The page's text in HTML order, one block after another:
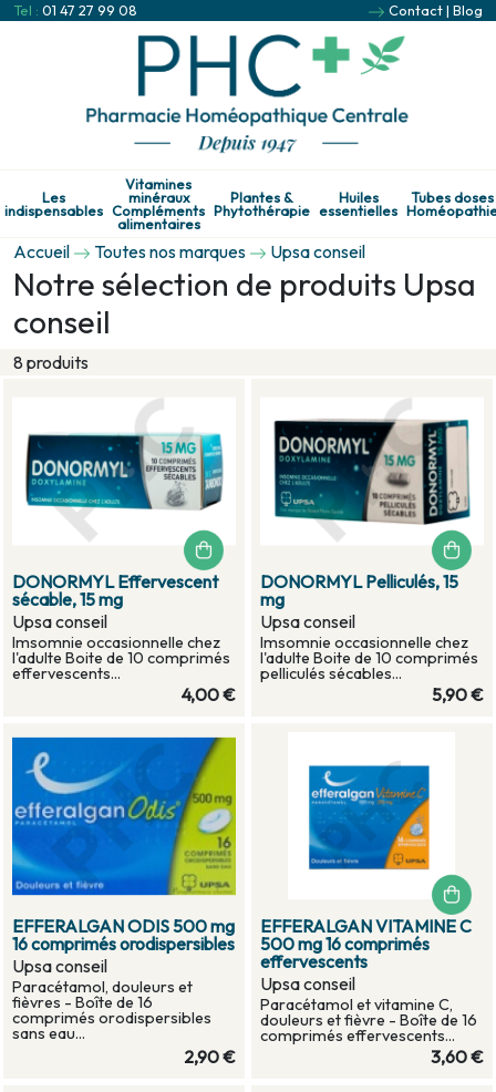
Tel : 01 47 27 99 08 Contact| Blog
Les
indispensables
Vitamines
minéraux
Compléments
alimentaires
Plantes &
Phytothérapie
Huiles
essentielles
Tubes doses
Accueil Toutes nos marques Upsa conseil
Notre sélection de produits Upsa
conseil
8 produits
DONORMYL Effervescent
sécable, 15 mg
Upsa conseil
Imsomnie occasionnelle chez
l'adulte Boite de 10 comprimés
effervescents...
4,00 €
DONORMYL Pelliculés, 15
mg
Upsa conseil
Imsomnie occasionnelle chez
l'adulte Boite de 10 comprimés
pelliculés sécables...
5,90 €
EFFERALGAN ODIS 500 mg
16 comprimés orodispersibles
Upsa conseil
Paracétamol, douleurs et
fièvres - Boîte de 16
comprimés orodispersibles
sans eau...
2,90 €
EFFERALGAN VITAMINE C
500 mg 16 comprimés
effervescents
Upsa conseil
Paracétamol et vitamine C,
douleurs et fièvre - Boîte de 16
comprimés effervescents...
3,60 €